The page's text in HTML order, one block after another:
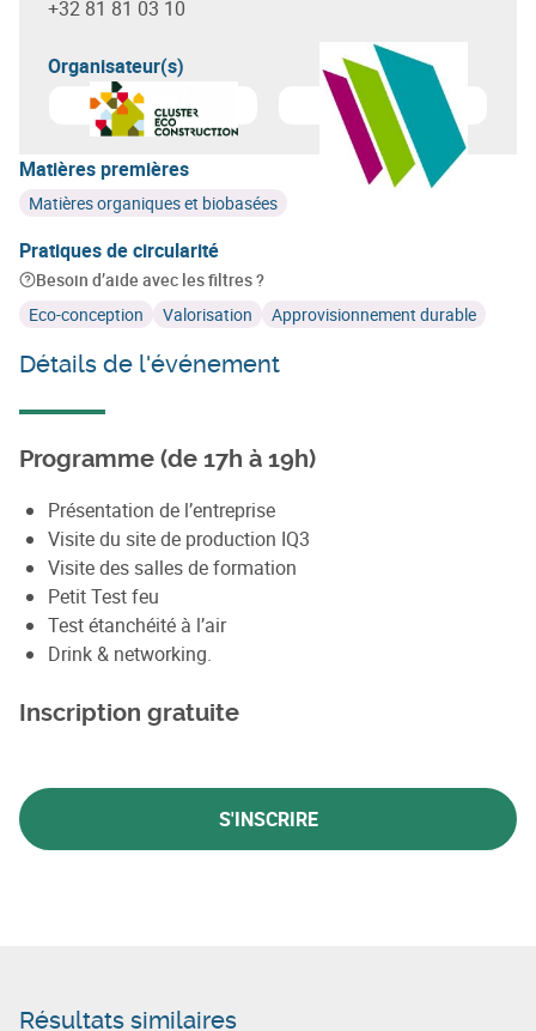
+32 81 81 03 10
Organisateur(s)
En savoir plus sur
Cluster Eco-Construction
Matières premières
Matières organiques et biobasées
Pratiques de circularité
Besoin d’aide avec les filtres ?
Eco-conception
Valorisation Approvisionnement durable
Détails de l'événement
Programme (de 17h à 19h)
Présentation de l’entreprise
Visite du site de production IQ3
Visite des salles de formation
Petit Test feu
Test étanchéité à l’air
Drink & networking.
Inscription gratuite
S'INSCRIRE
Résultats similaires